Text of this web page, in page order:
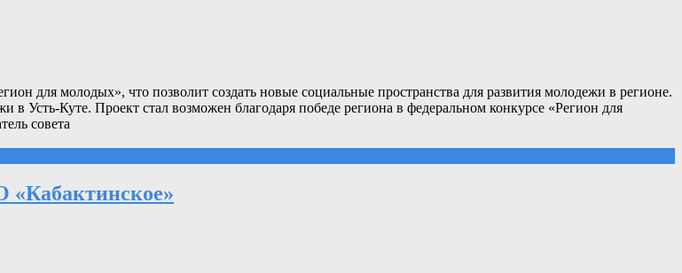
для молодых», что позволит создать новые социальные пространства для развития молодежи в регионе.
Усть-Куте. Проект стал возможен благодаря победе региона в федеральном конкурсе «Регион для
совета
«Кабактинское»